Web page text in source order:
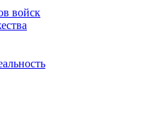
войск